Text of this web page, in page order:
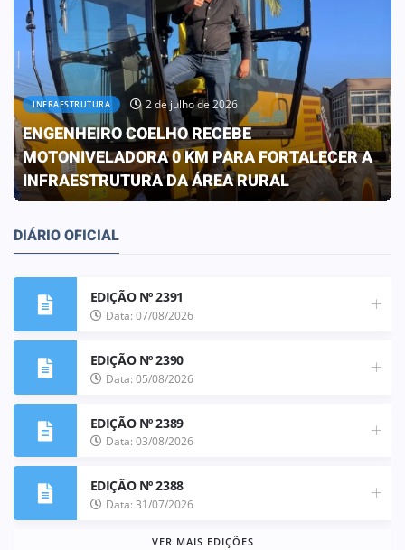
OBRAS 30 de junho de 2026
PREFEITURA CONCLUI OBRA QUE
TRANSFORMA A REALIDADE DA ESCOLA ELIZA
FRANCO DE OLIVEIRA
DIÁRIO OFICIAL
EDIÇÃO Nº 2391
Data: 07/08/2026
EDIÇÃO Nº 2390
Data: 05/08/2026
EDIÇÃO Nº 2389
Data: 03/08/2026
EDIÇÃO Nº 2388
Data: 31/07/2026
VER MAIS EDIÇÕES